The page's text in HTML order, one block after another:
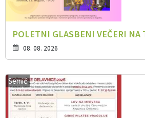
POLETNI GLASBENI VEČERI NA
08. 08. 2026
Semič